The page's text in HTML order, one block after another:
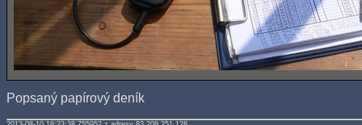
Popsaný papírový deník